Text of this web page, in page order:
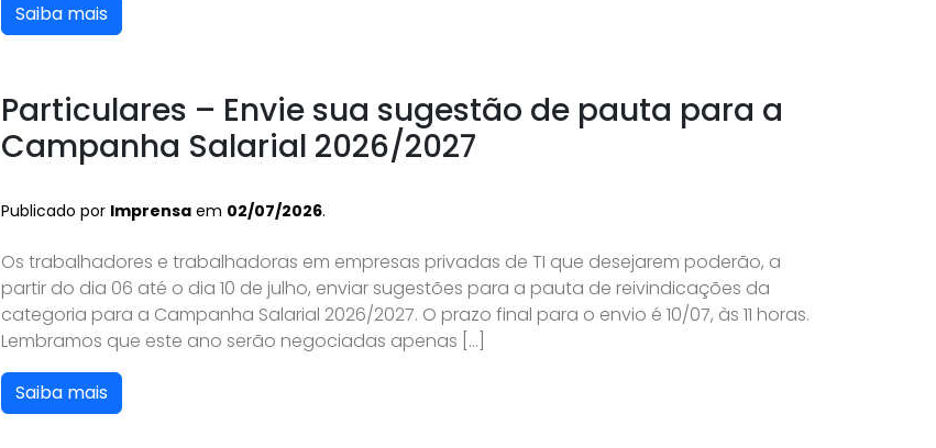
Saiba mais
Particulares – Envie sua sugestão de pauta para a
Campanha Salarial 2026/2027
Publicado por Imprensa em 02/07/2026.
Os trabalhadores e trabalhadoras em empresas privadas de TI que desejarem poderão, a
partir do dia 06 até o dia 10 de julho, enviar sugestões para a pauta de reivindicações da
categoria para a Campanha Salarial 2026/2027. O prazo final para o envio é 10/07, às 11 horas.
Lembramos que este ano serão negociadas apenas […]
Saiba mais